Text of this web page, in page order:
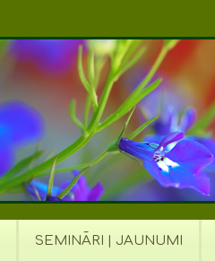
SEMINĀRI | JAUNUMI